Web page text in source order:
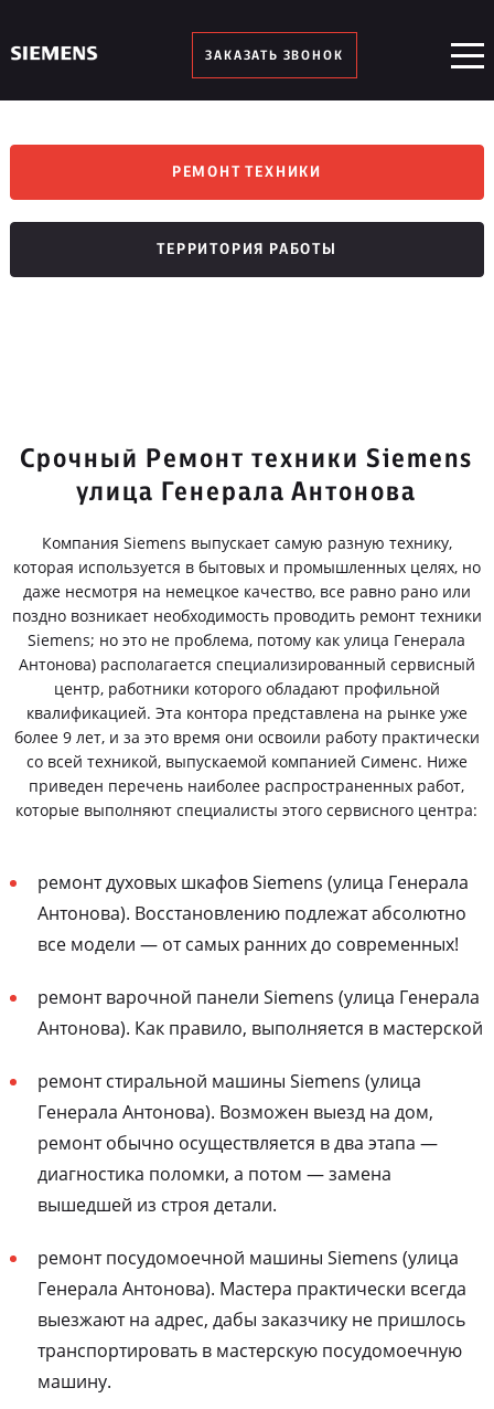
ЗАКАЗАТЬ ЗВОНОК
РЕМОНТ ТЕХНИКИ
ТЕРРИТОРИЯ РАБОТЫ
Срочный Ремонт техники Siemens
улица Генерала Антонова
Компания Siemens выпускает самую разную технику,
которая используется в бытовых и промышленных целях, но
даже несмотря на немецкое качество, все равно рано или
поздно возникает необходимость проводить ремонт техники
Siemens; но это не проблема, потому как улица Генерала
Антонова) располагается специализированный сервисный
центр, работники которого обладают профильной
квалификацией. Эта контора представлена на рынке уже
более 9 лет, и за это время они освоили работу практически
со всей техникой, выпускаемой компанией Сименс. Ниже
приведен перечень наиболее распространенных работ,
которые выполняют специалисты этого сервисного центра:
ремонт духовых шкафов Siemens (улица Генерала
Антонова). Восстановлению подлежат абсолютно
все модели — от самых ранних до современных!
ремонт варочной панели Siemens (улица Генерала
Антонова). Как правило, выполняется в мастерской
ремонт стиральной машины Siemens (улица
Генерала Антонова). Возможен выезд на дом,
ремонт обычно осуществляется в два этапа —
диагностика поломки, а потом — замена
вышедшей из строя детали.
ремонт посудомоечной машины Siemens (улица
Генерала Антонова). Мастера практически всегда
выезжают на адрес, дабы заказчику не пришлось
транспортировать в мастерскую посудомоечную
машину.